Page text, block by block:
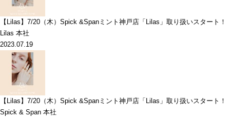
【Lilas】7/20（木）Spick &Spanミント神戸店「Lilas」取り扱いスタート！
Lilas 本社
2023.07.19
【Lilas】7/20（木）Spick &Spanミント神戸店「Lilas」取り扱いスタート！
Spick & Span 本社